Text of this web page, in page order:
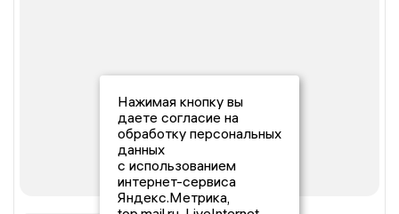
Нажимая кнопку вы
даете согласие на
обработку персональных
данных
с использованием
интернет-сервиса
Яндекс.Метрика,